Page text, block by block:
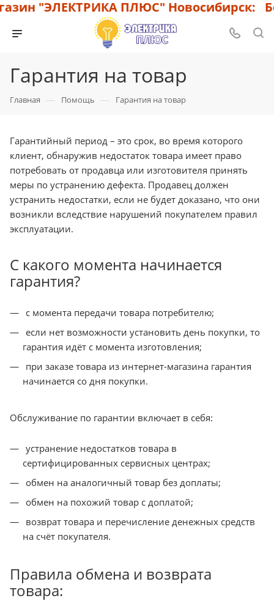
"ЭЛЕКТРИКА ПЛЮС" Новосибирск:
Гарантия на товар
Главная — Помощь — Гарантия на товар
Гарантийный период – это срок, во время которого
клиент, обнаружив недостаток товара имеет право
потребовать от продавца или изготовителя принять
меры по устранению дефекта. Продавец должен
устранить недостатки, если не будет доказано, что они
возникли вследствие нарушений покупателем правил
эксплуатации.
С какого момента начинается
гарантия?
с момента передачи товара потребителю;
если нет возможности установить день покупки, то
гарантия идёт с момента изготовления;
при заказе товара из интернет-магазина гарантия
начинается со дня покупки.
Обслуживание по гарантии включает в себя:
устранение недостатков товара в
сертифицированных сервисных центрах;
обмен на аналогичный товар без доплаты;
обмен на похожий товар с доплатой;
возврат товара и перечисление денежных средств
на счёт покупателя.
Правила обмена и возврата
товара: